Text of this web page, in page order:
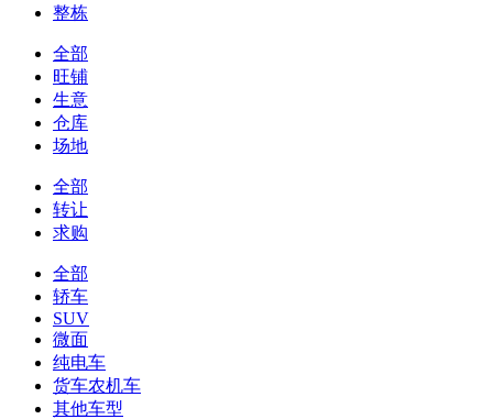
整栋
全部
旺铺
生意
仓库
场地
全部
转让
求购
全部
轿车
SUV
微面
纯电车
货车农机车
其他车型